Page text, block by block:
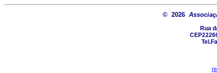
© 2026
Rua